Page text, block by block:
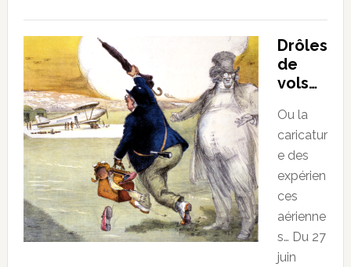
Drôles
de
vols…
Ou la
caricatur
e des
expérien
ces
aérienne
s… Du 27
juin